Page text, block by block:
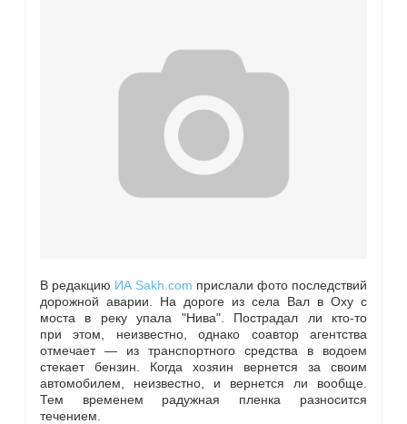
В редакцию ИА Sakh.com прислали фото последствий
дорожной аварии. На дороге из села Вал в Оху с
моста в реку упала "Нива". Пострадал ли кто-то
при этом, неизвестно, однако соавтор агентства
отмечает — из транспортного средства в водоем
стекает бензин. Когда хозяин вернется за своим
автомобилем, неизвестно, и вернется ли вообще.
Тем временем радужная пленка разносится
течением.